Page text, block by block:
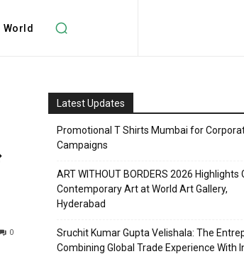
World
0
Latest Updates
Promotional T Shirts Mumbai for
Campaigns
ART WITHOUT BORDERS 2026 Highlights
Contemporary Art at World Art Gallery,
Hyderabad
Sruchit Kumar Gupta Velishala: The
Combining Global Trade Experience With